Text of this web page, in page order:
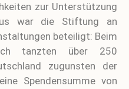
zur Unterstützung
war die Stiftung an
beteiligt: Beim
tanzten über 250
zugunsten der
Spendensumme von